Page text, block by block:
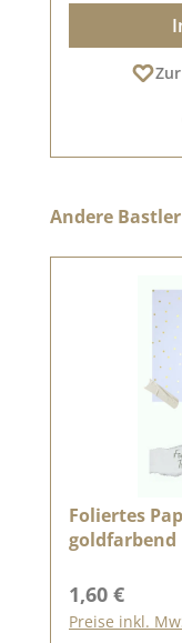
Produktgalerie
Andere
Foliertes
goldfarbend
Regulärer
1,60 €
Preise inkl.